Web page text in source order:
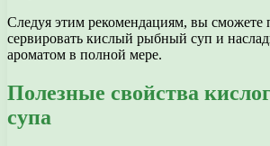
Следуя этим рекомендациям, вы сможете
сервировать кислый рыбный суп и
ароматом в полной мере.
Полезные свойства
супа